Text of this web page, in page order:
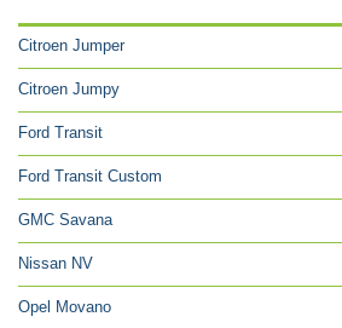
Citroen Jumper
Citroen Jumpy
Ford Transit
Ford Transit Custom
GMC Savana
Nissan NV
Opel Movano